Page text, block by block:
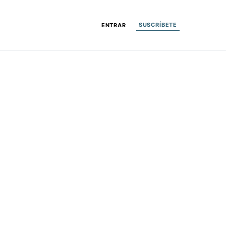
ENTRAR SUSCRÍBETE